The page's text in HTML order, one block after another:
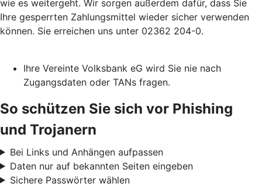
wie es weitergeht. Wir sorgen außerdem dafür, dass Sie
Ihre gesperrten Zahlungsmittel wieder sicher verwenden
können. Sie erreichen uns unter 02362 204-0.
Ihre Vereinte Volksbank eG wird Sie nie nach
Zugangsdaten oder TANs fragen.
So schützen Sie sich vor Phishing
und Trojanern
Bei Links und Anhängen aufpassen
Daten nur auf bekannten Seiten eingeben
Sichere Passwörter wählen